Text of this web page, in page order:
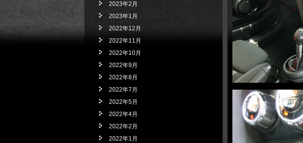
2023年2月
2023年1月
2022年12月
2022年11月
2022年10月
2022年9月
2022年8月
2022年7月
2022年5月
2022年4月
2022年2月
2022年1月